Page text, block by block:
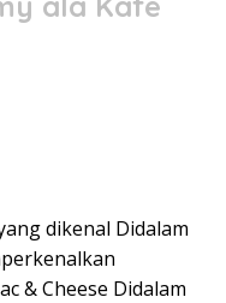
dikenal Didalam
& Cheese Didalam